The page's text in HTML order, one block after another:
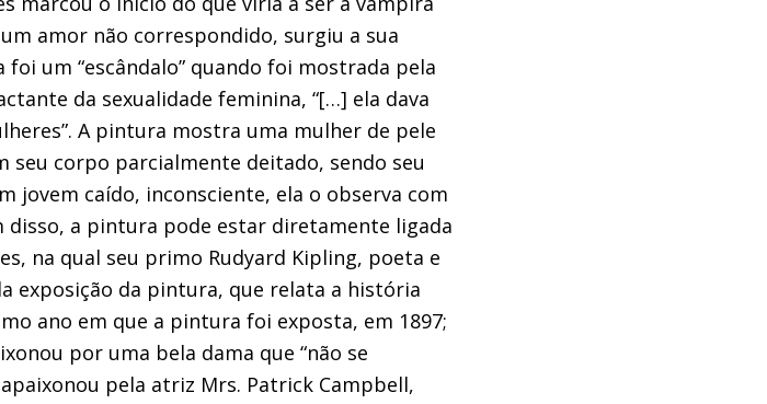
amor não correspondido, surgiu a sua
um “escândalo” quando foi mostrada pela
da sexualidade feminina, “[…] ela dava
A pintura mostra uma mulher de pele
seu corpo parcialmente deitado, sendo seu
jovem caído, inconsciente, ela o observa com
disso, a pintura pode estar diretamente ligada
na qual seu primo Rudyard Kipling, poeta e
exposição da pintura, que relata a história
ano em que a pintura foi exposta, em 1897;
por uma bela dama que “não se
pela atriz Mrs. Patrick Campbell,